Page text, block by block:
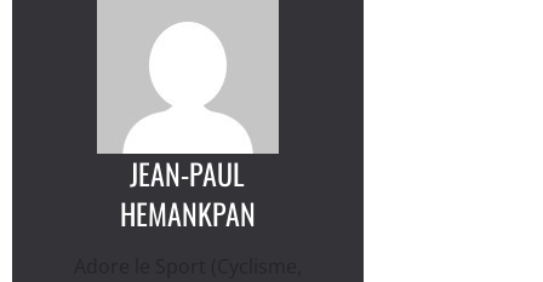
JEAN-PAUL
HEMANKPAN